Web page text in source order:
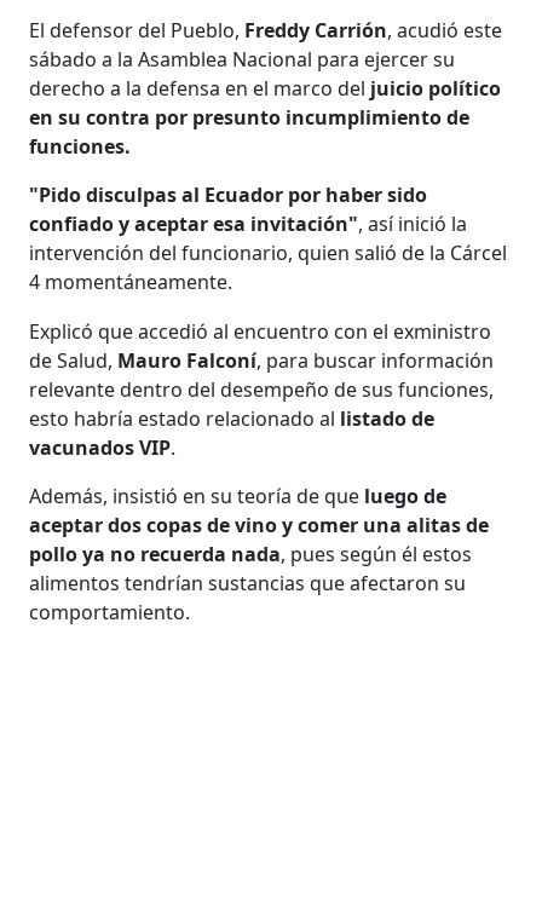
El defensor del Pueblo, Freddy Carrión, acudió este
sábado a la Asamblea Nacional para ejercer su
derecho a la defensa en el marco del juicio político
en su contra por presunto incumplimiento de
funciones.
"Pido disculpas al Ecuador por haber sido
confiado y aceptar esa invitación", así inició la
intervención del funcionario, quien salió de la Cárcel
4 momentáneamente.
Explicó que accedió al encuentro con el exministro
de Salud, Mauro Falconí, para buscar información
relevante dentro del desempeño de sus funciones,
esto habría estado relacionado al listado de
vacunados VIP.
Además, insistió en su teoría de que luego de
aceptar dos copas de vino y comer una alitas de
pollo ya no recuerda nada, pues según él estos
alimentos tendrían sustancias que afectaron su
comportamiento.